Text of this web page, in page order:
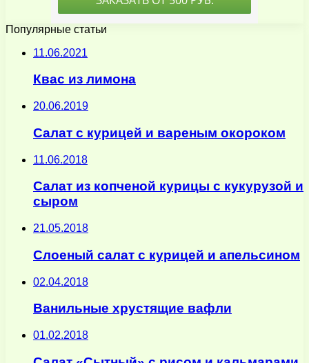
Популярные статьи
11.06.2021
Квас из лимона
20.06.2019
Салат с курицей и вареным окороком
11.06.2018
Салат из копченой курицы с кукурузой и
сыром
21.05.2018
Слоеный салат с курицей и апельсином
02.04.2018
Ванильные хрустящие вафли
01.02.2018